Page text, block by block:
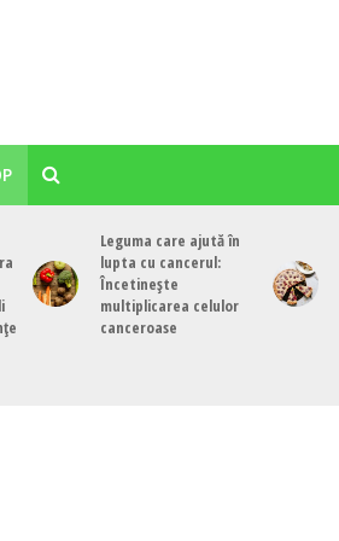
Leguma care ajută în
lupta cu cancerul:
Încetinește
multiplicarea celulor
canceroase